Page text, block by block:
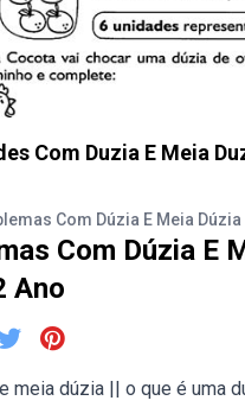
Com Duzia E Meia
Com Dúzia E Meia Dúzia
Com Dúzia E
Ano
meia dúzia || o que é uma